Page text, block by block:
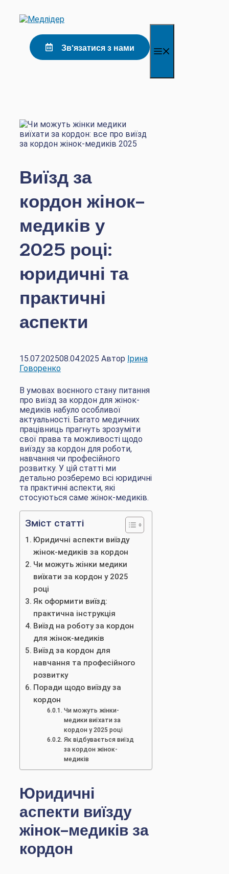
Зв'язатися з нами
Виїзд за
кордон жінок-
медиків у
2025 році:
юридичні та
практичні
аспекти
15.07.202508.04.2025 Автор Ірина
Говоренко
В умовах воєнного стану питання
про виїзд за кордон для жінок-
медиків набуло особливої
актуальності. Багато медичних
працівниць прагнуть зрозуміти
свої права та можливості щодо
виїзду за кордон для роботи,
навчання чи професійного
розвитку. У цій статті ми
детально розберемо всі юридичні
та практичні аспекти, які
стосуються саме жінок-медиків.
Зміст статті
Юридичні аспекти виїзду
жінок-медиків за кордон
Чи можуть жінки медики
виїхати за кордон у 2025
році
Як оформити виїзд:
практична інструкція
Виїзд на роботу за кордон
для жінок-медиків
Виїзд за кордон для
навчання та професійного
розвитку
Поради щодо виїзду за
кордон
Чи можуть жінки-
медики виїхати за
кордон у 2025 році
Як відбувається виїзд
за кордон жінок-
медиків
Юридичні
аспекти виїзду
жінок-медиків за
кордон